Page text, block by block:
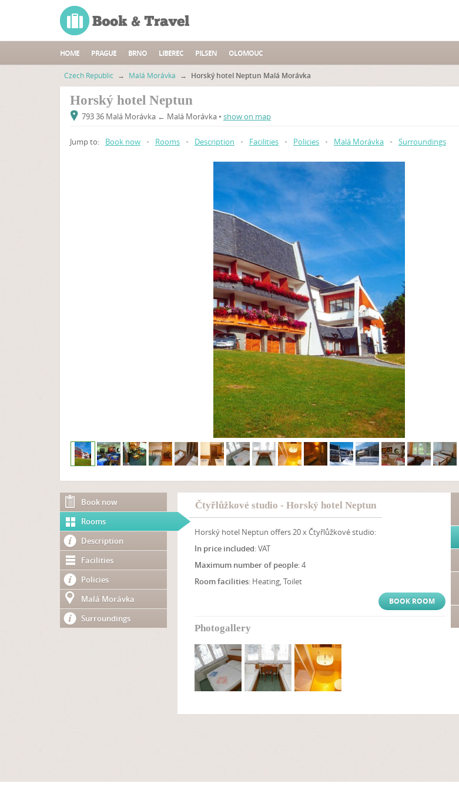
HOME PRAGUE BRNO LIBEREC PILSEN OLOMOUC
Czech Republic → Malá Morávka → Horský hotel Neptun Malá Morávka
Horský hotel Neptun
793 36 Malá Morávka ← Malá Morávka • show on map
Jump to: Book now • Rooms • Description • Facilities • Policies • Malá Morávka • Surroundings
Book now
Rooms
Description
Facilities
Policies
Malá Morávka
Surroundings
Čtyřlůžkové studio - Horský hotel Neptun
Horský hotel Neptun offers 20 x Čtyřlůžkové studio:
In price included: VAT
Maximum number of people: 4
Room facilities: Heating, Toilet
BOOK ROOM
Photogallery